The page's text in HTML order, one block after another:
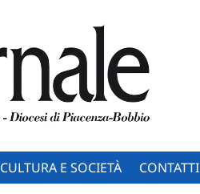
CULTURA E SOCIETÀ CONTATTI